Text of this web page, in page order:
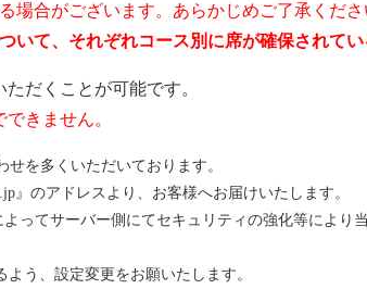
場合がございます。あらかじめご了承くださ
いて、それぞれコース別に席が確保されてい
だくことが可能です。
きません。
を多くいただいております。
』のアドレスより、お客様へお届けいたします。
ってサーバー側にてセキュリティの強化等により
う、設定変更をお願いたします。